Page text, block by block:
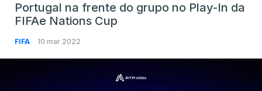
Portugal na frente do grupo no Play-In da
FIFAe Nations Cup
FIFA 10 mar 2022